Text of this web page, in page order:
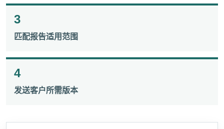
3
匹配报告适用范围
4
发送客户所需版本